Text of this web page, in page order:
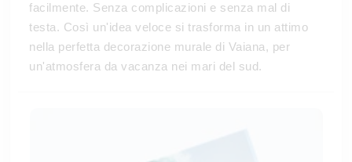
facilmente. Senza complicazioni e senza mal di
testa. Così un'idea veloce si trasforma in un attimo
nella perfetta decorazione murale di Vaiana, per
un'atmosfera da vacanza nei mari del sud.